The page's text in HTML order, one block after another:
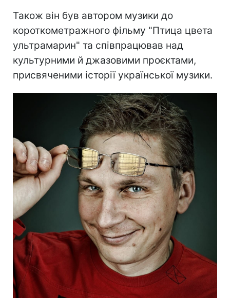
Також він був автором музики до
короткометражного фільму "Птица цвета
ультрамарин" та співпрацював над
культурними й джазовими проєктами,
присвяченими історії української музики.